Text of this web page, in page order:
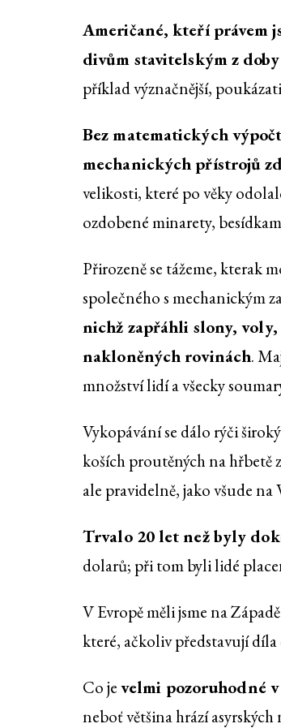
Američané, kteří právem
divům stavitelským z
příklad význačnější,
Bez matematických
mechanických přístrojů
velikosti, které po věky
ozdobené minarety,
Přirozeně se tážeme, kterak
společného s mechanickým
nichž zapřáhli slony,
nakloněných rovinách.
množství lidí a všecky
Vykopávání se dálo rýči
koších proutěných na hřbetě
ale pravidelně, jako všude
Trvalo 20 let než byly
dolarů; při tom byli lidé
V Evropě měli jsme na
které, ačkoliv představují
Co jevelmi pozoruhodné
neboť většina hrází